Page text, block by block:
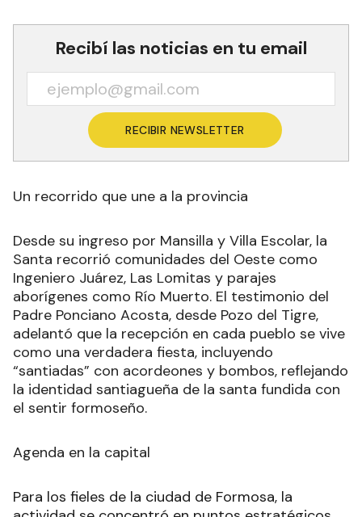
Recibí las noticias en tu email
RECIBIR NEWSLETTER
Un recorrido que une a la provincia
Desde su ingreso por Mansilla y Villa Escolar, la
Santa recorrió comunidades del Oeste como
Ingeniero Juárez, Las Lomitas y parajes
aborígenes como Río Muerto. El testimonio del
Padre Ponciano Acosta, desde Pozo del Tigre,
adelantó que la recepción en cada pueblo se vive
como una verdadera fiesta, incluyendo
“santiadas” con acordeones y bombos, reflejando
la identidad santiagueña de la santa fundida con
el sentir formoseño.
Agenda en la capital
Para los fieles de la ciudad de Formosa, la